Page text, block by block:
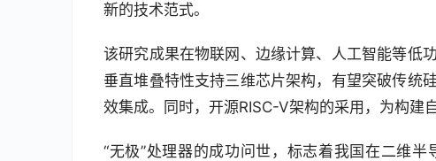
新的技术范式。
该研究成果在物联网、边缘计算、人工智能等低
垂直堆叠特性支持三维芯片架构，有望突破传统
效集成。同时，开源RISC-V架构的采用，为构建
“无极”处理器的成功问世，标志着我国在二维